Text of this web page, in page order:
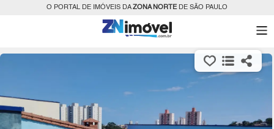
O PORTAL DE IMÓVEIS DAZONA NORTEDE SÃO PAULO